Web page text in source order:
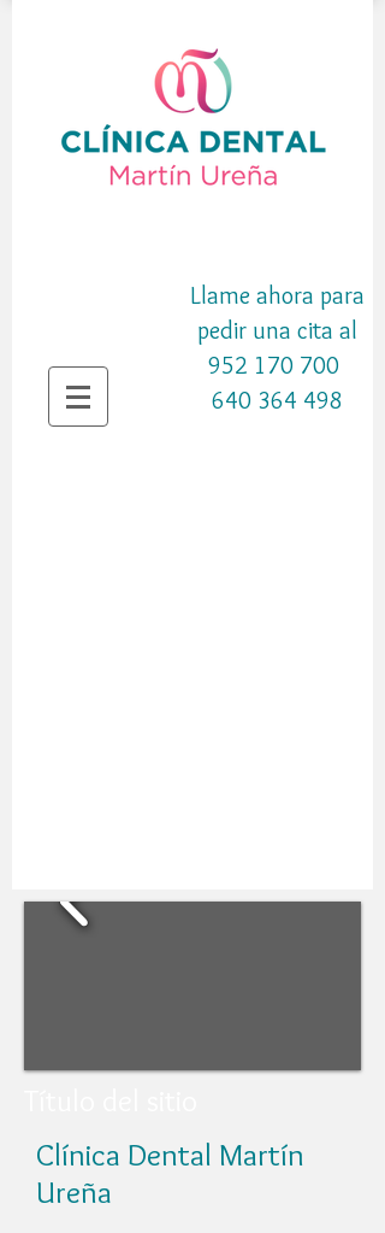
Llame ahora para
pedir una cita al
952 170 700
640 364 498
Clínica Dental Martín
Ureña